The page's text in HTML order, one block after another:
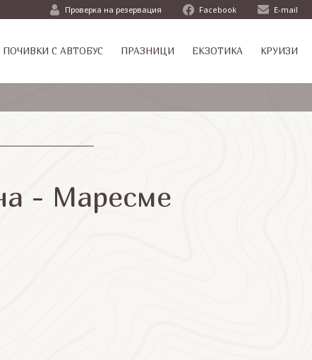
Проверка на резервация Facebook E-mail
ПОЧИВКИ С АВТОБУС ПРАЗНИЦИ ЕКЗОТИКА КРУИЗИ
- Маресме